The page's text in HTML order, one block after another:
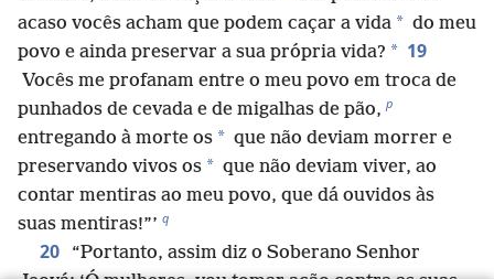
acaso vocês acham que podem caçar a vida * do meu
povo e ainda preservar a sua própria vida? * 19
Vocês me profanam entre o meu povo em troca de
punhados de cevada e de migalhas de pão, p
entregando à morte os * que não deviam morrer e
preservando vivos os * que não deviam viver, ao
contar mentiras ao meu povo, que dá ouvidos às
suas mentiras!”’ q
20
“Portanto, assim diz o Soberano Senhor